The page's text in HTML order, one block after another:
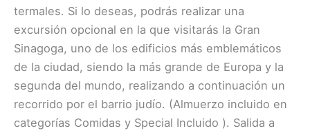
termales. Si lo deseas, podrás realizar una
excursión opcional en la que visitarás la Gran
Sinagoga, uno de los edificios más emblemáticos
de la ciudad, siendo la más grande de Europa y la
segunda del mundo, realizando a continuación un
recorrido por el barrio judío. (Almuerzo inclu​i​do en ​
categorías ​Comidas y Special Incluido ​). Salida a